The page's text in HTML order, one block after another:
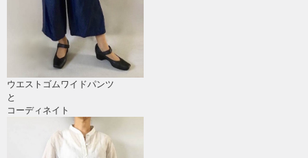
ウエストゴムワイドパンツ
と
コーディネイト